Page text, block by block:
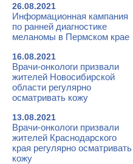
26.08.2021
Информационная кампания
по ранней диагностике
меланомы в Пермском крае
16.08.2021
Врачи-онкологи призвали
жителей Новосибирской
области регулярно
осматривать кожу
13.08.2021
Врачи-онкологи призвали
жителей Краснодарского
края регулярно осматривать
кожу